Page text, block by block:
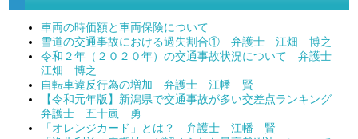
車両の時価額と車両保険について
雪道の交通事故における過失割合① 弁護士 江畑 博之
令和２年（２０２０年）の交通事故状況について 弁護士
江畑 博之
自転車違反行為の増加 弁護士 江幡 賢
【令和元年版】新潟県で交通事故が多い交差点ランキング
弁護士 五十嵐 勇
「オレンジカード」とは？ 弁護士 江幡 賢